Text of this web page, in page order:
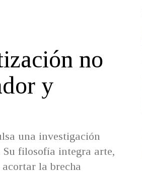
no
y
una investigación
filosofía integra arte,
la brecha